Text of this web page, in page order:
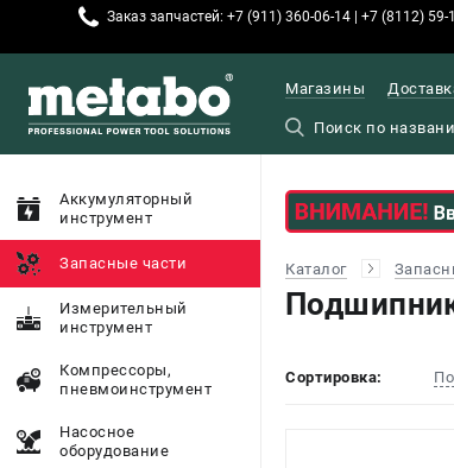
Заказ запчастей: +7 (911) 360-06-14 | +7 (8112) 59-
Магазины
Аккумуляторный
инструмент
Запасные части
Измерительный
инструмент
Компрессоры,
пневмоинструмент
Насосное
оборудование
Каталог
Сортировка: